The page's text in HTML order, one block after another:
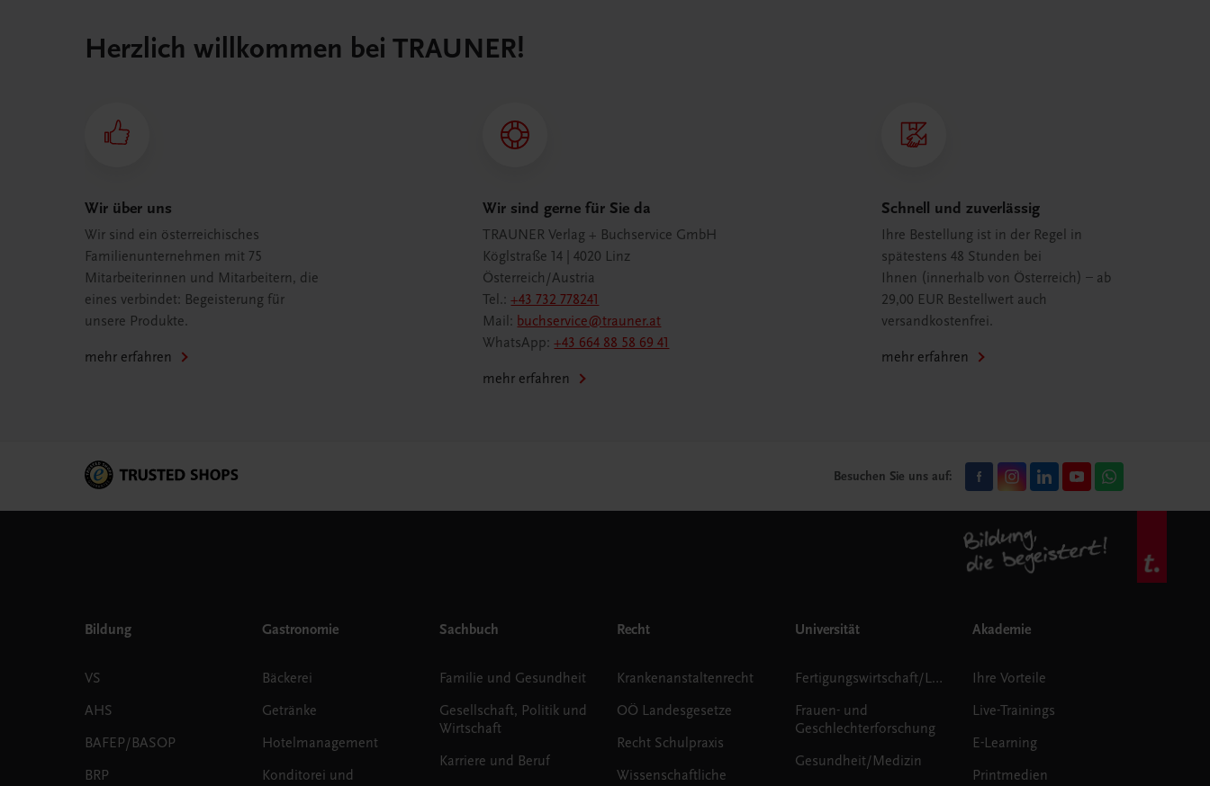
Herzlich willkommen bei TRAUNER!
Wir über uns
Wir sind ein österreichisches
Familienunternehmen mit 75
Mitarbeiterinnen und Mitarbeitern, die
eines verbindet: Begeisterung für
unsere Produkte.
mehr erfahren
Wir sind gerne für Sie da
TRAUNER Verlag + Buchservice GmbH
Köglstraße 14 | 4020 Linz
Österreich/Austria
Tel.:+43 732 778241
Mail: buchservice@trauner.at
WhatsApp:+43 664 88 58 69 41
mehr erfahren
Schnell und zuverlässig
Ihre Bestellung ist in der Regel in
spätestens 48 Stunden bei
Ihnen (innerhalb von Österreich) – ab
29,00 EUR Bestellwert auch
versandkostenfrei.
mehr erfahren
Besuchen Sie uns auf:
Bildung
VS
AHS
BAFEP/BASOP
BRP
Gastronomie
Bäckerei
Getränke
Hotelmanagement
Konditorei und
Sachbuch
Familie und Gesundheit
Gesellschaft, Politik und
Wirtschaft
Karriere und Beruf
Recht
Krankenanstaltenrecht
OÖ Landesgesetze
Recht Schulpraxis
Wissenschaftliche
Universität
Fertigungswirtschaft/Logistik
Frauen- und
Geschlechterforschung
Gesundheit/Medizin
Akademie
Ihre Vorteile
Live-Trainings
E-Learning
Printmedien